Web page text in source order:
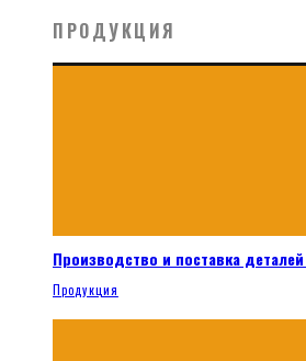
ПРОДУКЦИЯ
Производство и поставка
Продукция